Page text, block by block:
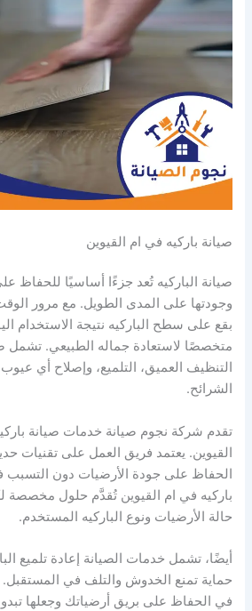
صيانة باركيه في ام القيوين
صيانة الباركيه تُعد جزءًا أساسيًا للحفاظ
وجودتها على المدى الطويل. مع مرور
بقع على سطح الباركيه نتيجة الاستخدام
متخصصًا لاستعادة جماله الطبيعي. تشمل
التنظيف العميق، التلميع، وإصلاح أي
الشرائح.
تقدم شركة نجوم صيانة خدمات صيانة
القيوين. يعتمد فريق العمل على تقنيات
الحفاظ على جودة الأرضيات دون
باركيه في ام القيوين تُقدَّم حلول مخصصة
حالة الأرضيات ونوع الباركيه المستخدم.
أيضًا، تشمل خدمات الصيانة إعادة تلميع
حماية تمنع الخدوش والتلف في
في الحفاظ على بريق أرضياتك وجعلها تبدو